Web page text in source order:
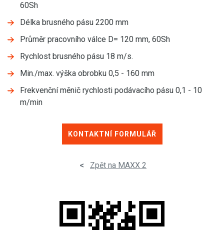
60Sh
Délka brusného pásu 2200 mm
Průměr pracovního válce D= 120 mm, 60Sh
Rychlost brusného pásu 18 m/s.
Min./max. výška obrobku 0,5 - 160 mm
Frekvenční měnič rychlosti podávacího pásu 0,1 - 10
m/min
KONTAKTNÍ FORMULÁŘ
< Zpět na MAXX 2